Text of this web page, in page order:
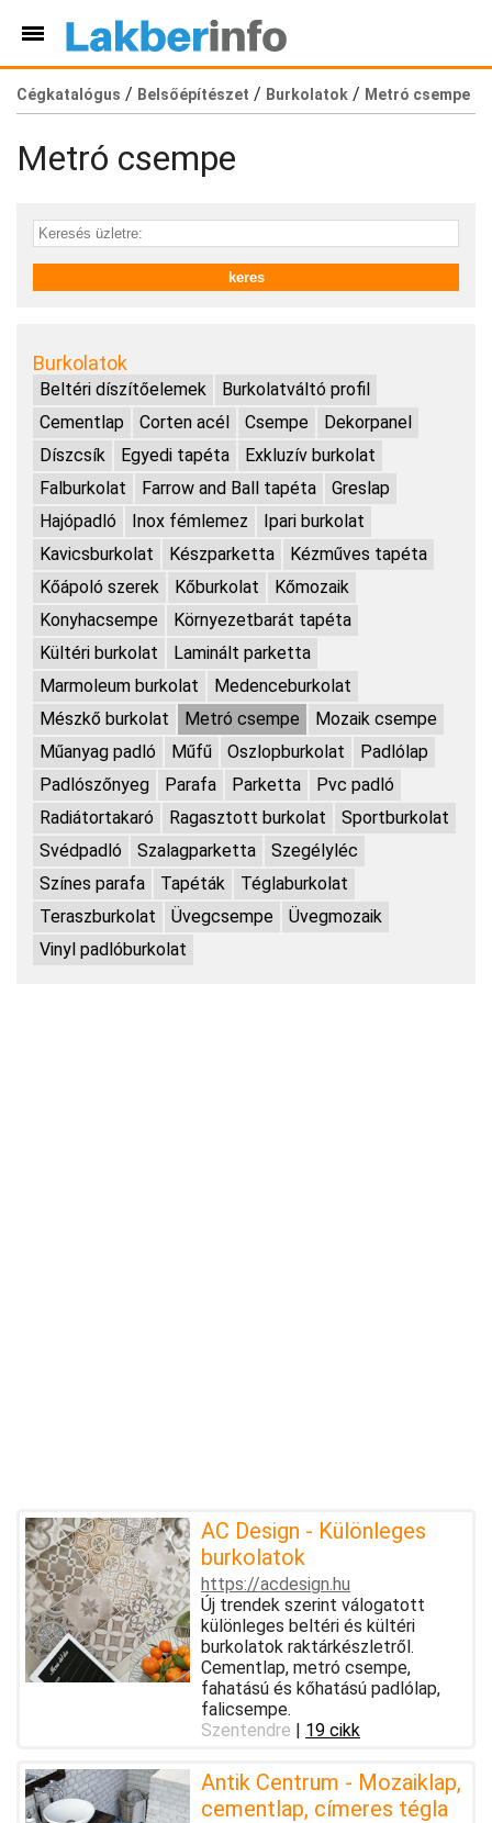
Cégkatalógus / Belsőépítészet / Burkolatok / Metró csempe
Metró csempe
Burkolatok
Beltéri díszítőelemek
Burkolatváltó profil
Cementlap
Corten acél Csempe
Dekorpanel
Díszcsík
Egyedi tapéta
Exkluzív burkolat
Falburkolat
Farrow and Ball tapéta
Greslap
Hajópadló
Inox fémlemez
Ipari burkolat
Kavicsburkolat
Készparketta
Kézműves tapéta
Kőápoló szerek
Kőburkolat
Kőmozaik
Konyhacsempe
Környezetbarát tapéta
Kültéri burkolat
Laminált parketta
Marmoleum burkolat
Medenceburkolat
Mészkő burkolat
Metró csempe
Mozaik csempe
Műanyag padló
Műfű Oszlopburkolat
Padlólap
Padlószőnyeg
Parafa Parketta
Pvc padló
Radiátortakaró
Ragasztott burkolat
Sportburkolat
Svédpadló
Szalagparketta
Szegélyléc
Színes parafa
Tapéták
Téglaburkolat
Teraszburkolat
Üvegcsempe
Üvegmozaik
Vinyl padlóburkolat
AC Design - Különleges
burkolatok
https://acdesign.hu
Új trendek szerint válogatott
különleges beltéri és kültéri
burkolatok raktárkészletről.
Cementlap, metró csempe,
fahatású és kőhatású padlólap,
falicsempe.
Szentendre | 19 cikk
Antik Centrum - Mozaiklap,
cementlap, címeres tégla